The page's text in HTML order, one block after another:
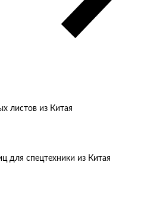
листов из Китая
для спецтехники из Китая